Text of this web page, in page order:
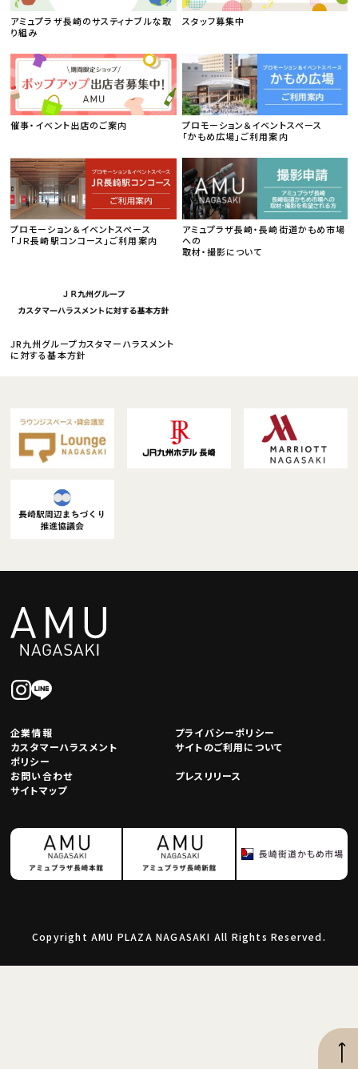
アミュプラザ長崎のサスティナブルな取
り組み
スタッフ募集中
催事・イベント出店のご案内
プロモーション＆イベントスペース
「かもめ広場」ご利用案内
プロモーション＆イベントスペース
「ＪＲ長崎駅コンコース」ご利用案内
アミュプラザ長崎・長崎街道かもめ市場
への
取材・撮影について
JR九州グループカスタマーハラスメント
に対する基本方針
企業情報
プライバシーポリシー
カスタマーハラスメント
ポリシー
サイトのご利用について
お問い合わせ
プレスリリース
サイトマップ
Copyright AMU PLAZA NAGASAKI All Rights Reserved.